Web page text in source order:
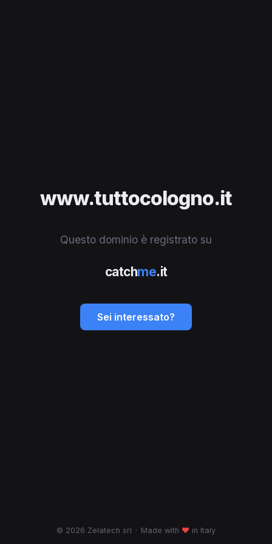
www.tuttocologno.it
Questo dominio è registrato su
catchme.it
Sei interessato?
© 2026 Zelatech srl · Made with ♥ in Italy